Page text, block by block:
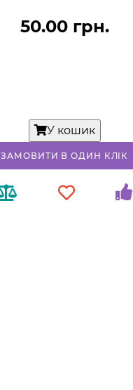
50.00 грн.
У кошик
ЗАМОВИТИ В ОДИН КЛIК